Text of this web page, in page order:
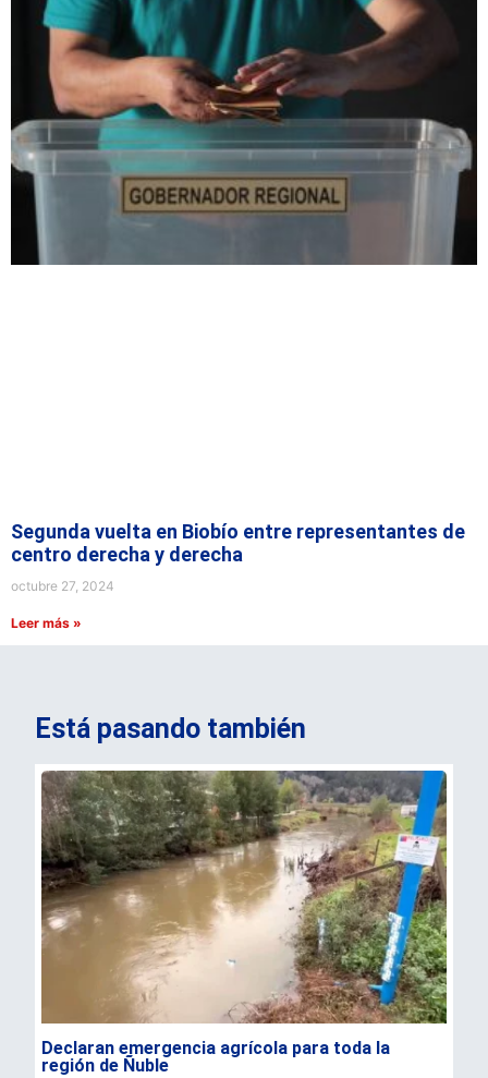
Segunda vuelta en Biobío entre representantes de
centro derecha y derecha
octubre 27, 2024
Leer más »
Está pasando también
Declaran emergencia agrícola para toda la
región de Ñuble